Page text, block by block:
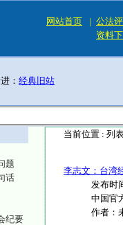
网站首页 | 公法
资料
： 经典旧站
题
话
纪要
当前位置 : 列
李志文：台湾
发布时
中国官
作者：